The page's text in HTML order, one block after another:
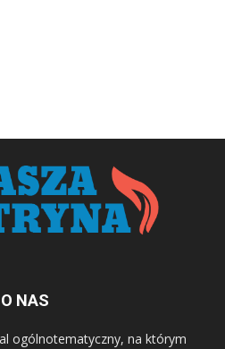
O NAS
ogólnotematyczny, na którym